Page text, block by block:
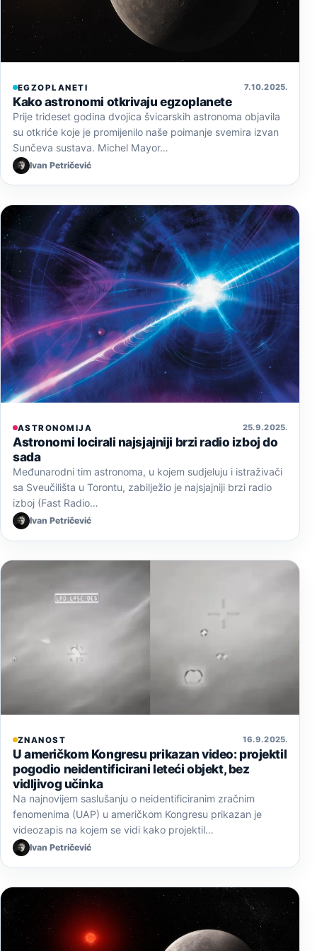
EGZOPLANETI 7. 10. 2025.
Kako astronomi otkrivaju egzoplanete
Prije trideset godina dvojica švicarskih astronoma objavila
su otkriće koje je promijenilo naše poimanje svemira izvan
Sunčeva sustava. Michel Mayor…
Ivan Petričević
ASTRONOMIJA 25. 9. 2025.
Astronomi locirali najsjajniji brzi radio izboj do
sada
Međunarodni tim astronoma, u kojem sudjeluju i istraživači
sa Sveučilišta u Torontu, zabilježio je najsjajniji brzi radio
izboj (Fast Radio…
Ivan Petričević
ZNANOST 16. 9. 2025.
U američkom Kongresu prikazan video: projektil
pogodio neidentificirani leteći objekt, bez
vidljivog učinka
Na najnovijem saslušanju o neidentificiranim zračnim
fenomenima (UAP) u američkom Kongresu prikazan je
videozapis na kojem se vidi kako projektil…
Ivan Petričević